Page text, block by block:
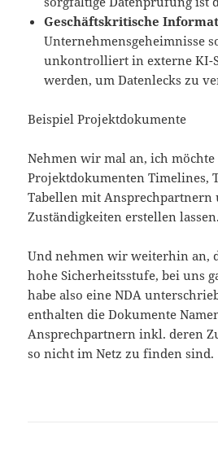
Geschäftskritische
Unternehmensgeheimnisse
unkontrolliert in externe KI-
werden, um Datenlecks zu
Beispiel Projektdokumente
Nehmen wir mal an, ich
Projektdokumenten Timelines,
Tabellen mit Ansprechpartnern
Zuständigkeiten erstellen lassen.
Und nehmen wir weiterhin an,
hohe Sicherheitsstufe, bei uns
habe also eine NDA
enthalten die Dokumente
Ansprechpartnern inkl. deren
so nicht im Netz zu finden sind.